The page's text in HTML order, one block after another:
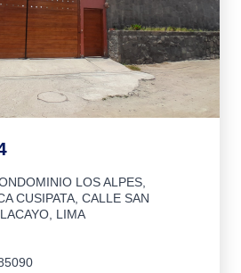
LOS ALPES,
CUSIPATA, CALLE SAN
LIMA